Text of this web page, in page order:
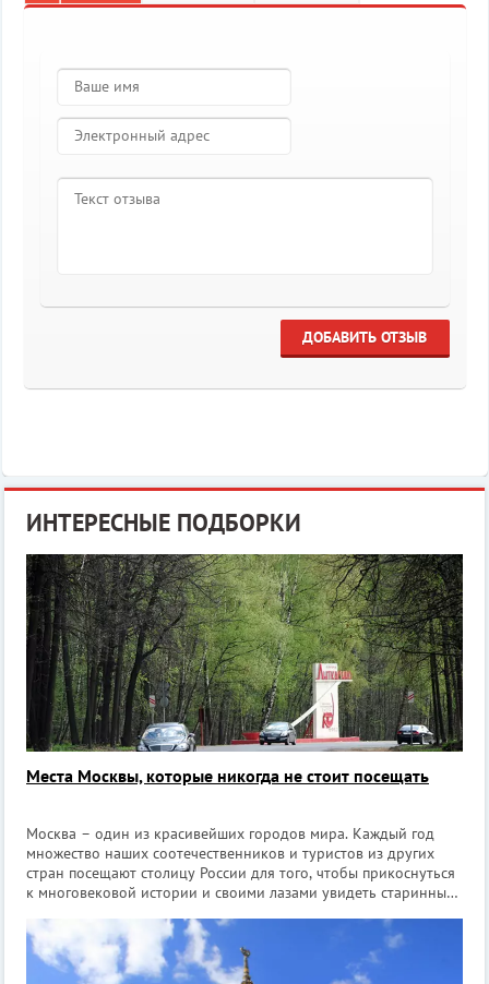
ДОБАВИТЬ ОТЗЫВ
ИНТЕРЕСНЫЕ ПОДБОРКИ
Места Москвы, которые никогда не стоит посещать
Москва – один из красивейших городов мира. Каждый год
множество наших соотечественников и туристов из других
стран посещают столицу России для того, чтобы прикоснуться
к многовековой истории и своими лазами увидеть старинные
площади, которая помнит